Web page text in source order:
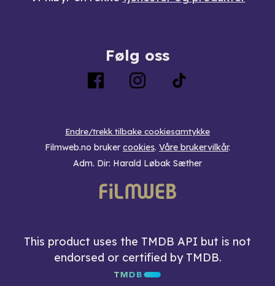
Følg oss
Endre/trekk tilbake cookiesamtykke
Filmweb.no bruker cookies. Våre brukervilkår.
Adm. Dir: Harald Løbak Sæther
This product uses the TMDB API but is not
endorsed or certified by TMDB.